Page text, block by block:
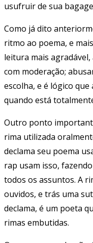
usufruir de sua
Como já dito
ritmo ao poema, e
leitura mais
com moderação;
escolha, e é lógico
quando está
Outro ponto
rima utilizada
declama seu poema
rap usam isso,
todos os assuntos. A
ouvidos, e trás uma
declama, é um poeta
rimas embutidas.